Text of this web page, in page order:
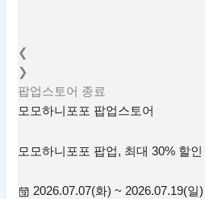
❮
❯
팝업스토어 종료
모모하니포포 팝업스토어
모모하니포포 팝업, 최대 30% 할
2026.07.07(화) ~ 2026.07.19(일)